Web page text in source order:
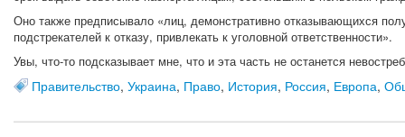
Оно также предписывало «лиц, демонстративно отказывающихся
подстрекателей к отказу, привлекать к уголовной ответственности».
Увы, что-то подсказывает мне, что и эта часть не останется
Правительство, Украина, Право, История, Россия, Европа,